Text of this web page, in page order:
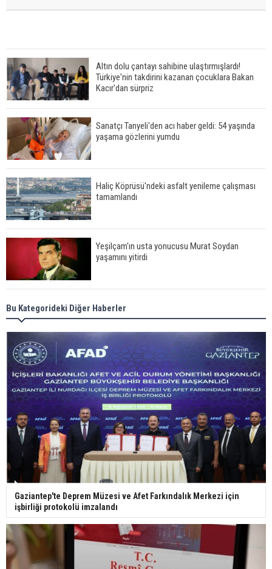
Altın dolu çantayı sahibine ulaştırmışlardı!
Türkiye'nin takdirini kazanan çocuklara Bakan
Kacır'dan sürpriz
Sanatçı Tanyeli'den acı haber geldi: 54 yaşında
yaşama gözlerini yumdu
Haliç Köprüsü'ndeki asfalt yenileme çalışması
tamamlandı
Yeşilçam'ın usta yonucusu Murat Soydan
yaşamını yitirdi
Meral Akşener ile Müsavat Dervişoğlu cenazede
görüntülendi
29 Mayıs okullar tatil mi?
Bilim kurgu gerçekleşiyor... Dondurulmuş
insanları hayata döndürecek keşif
Ünlü türkücü Mahmut Tuncer estetik operasyon
geçirdi: Son hali gündem oldu
Yerli turist 229,7 milyar lira seyahat harcaması
yaptı
Bu Kategorideki Diğer Haberler
Gaziantep'te Deprem Müzesi ve Afet Farkındalık Merkezi için
işbirliği protokolü imzalandı